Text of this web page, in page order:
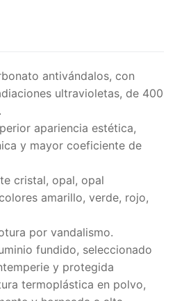
antivándalos, con
ultravioletas, de 400
apariencia estética,
y mayor coeficiente de
cristal, opal, opal
amarillo, verde, rojo,
por vandalismo.
fundido, seleccionado
y protegida
termoplástica en polvo,